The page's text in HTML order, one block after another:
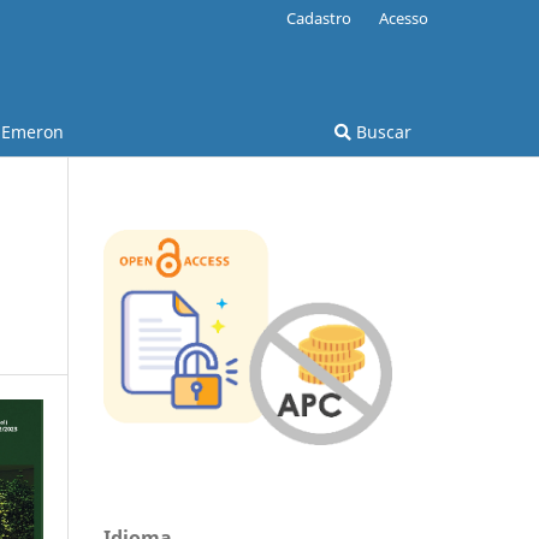
Emeron Buscar
Cadastro Acesso